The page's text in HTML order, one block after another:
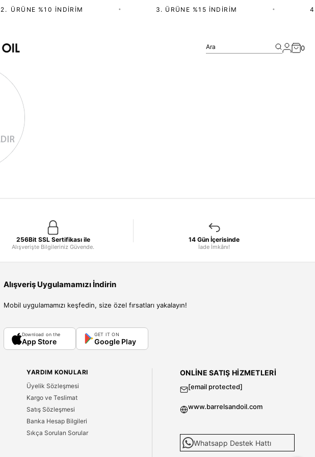
2.⁠ ⁠ÜRÜNE %10 İNDIRIM 3. ÜRÜNE %15 İNDIRIM
Ara 0
256Bit SSL Sertifikası ile
Alışverişte Bilgileriniz Güvende.
14 Gün İçerisinde
İade İmkânı!
Alışveriş Uygulamamızı İndirin
Mobil uygulamamızı keşfedin, size özel fırsatları yakalayın!
Download on the
App Store
GET IT ON
Google Play
YARDIM KONULARI
Üyelik Sözleşmesi
Kargo ve Teslimat
Satış Sözleşmesi
Banka Hesap Bilgileri
Sıkça Sorulan Sorular
ONLINE SATIŞ HIZMETLERI
[email protected]
www.barrelsandoil.com
Whatsapp Destek Hattı